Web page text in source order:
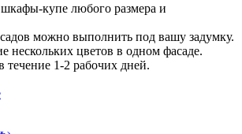
купе любого размера и
можно выполнить под вашу задумку.
нескольких цветов в одном фасаде.
течение 1-2 рабочих дней.